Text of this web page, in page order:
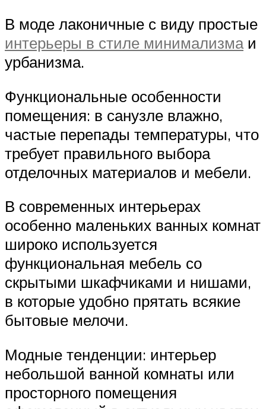
В моде лаконичные с виду простые
интерьеры в стиле минимализмаи
урбанизма.
Функциональные особенности
помещения: в санузле влажно,
частые перепады температуры, что
требует правильного выбора
отделочных материалов и мебели.
В современных интерьерах
особенно маленьких ванных комнат
широко используется
функциональная мебель со
скрытыми шкафчиками и нишами,
в которые удобно прятать всякие
бытовые мелочи.
Модные тенденции: интерьер
небольшой ванной комнаты или
просторного помещения